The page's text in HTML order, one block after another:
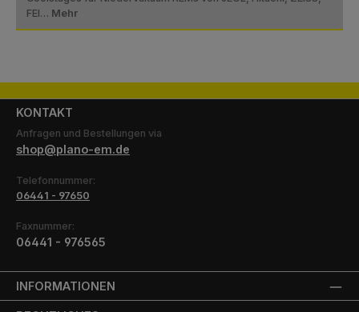
FEI… Mehr
KONTAKT
Anfragen und Bestellungen via
shop@plano-em.de
Telefonnummer:
06441 - 97650
Faxnummer:
06441 - 976565
INFORMATIONEN